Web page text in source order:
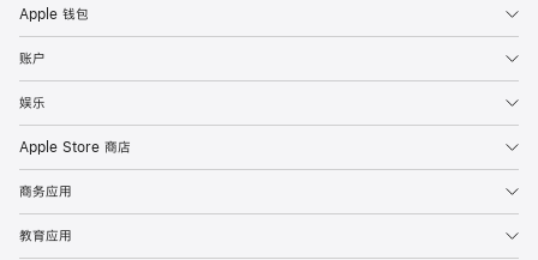
Apple 钱包
账户
娱乐
Apple Store 商店
商务应用
教育应用